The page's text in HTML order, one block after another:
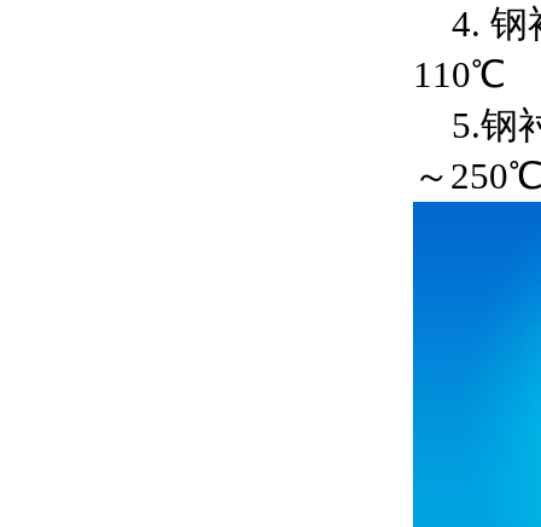
4. 钢
110℃
5.钢
～